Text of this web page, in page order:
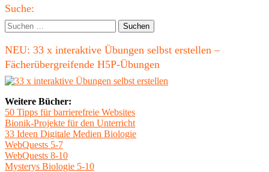
Haupt-
Seitenleiste
Suche:
Suchen
nach:
NEU: 33 x interaktive Übungen selbst erstellen –
Fächerübergreifende H5P-Übungen
Weitere Bücher:
50 Tipps für barrierefreie Websites
Bionik-Projekte für den Unterricht
33 Ideen Digitale Medien Biologie
WebQuests 5-7
WebQuests 8-10
Mysterys Biologie 5-10